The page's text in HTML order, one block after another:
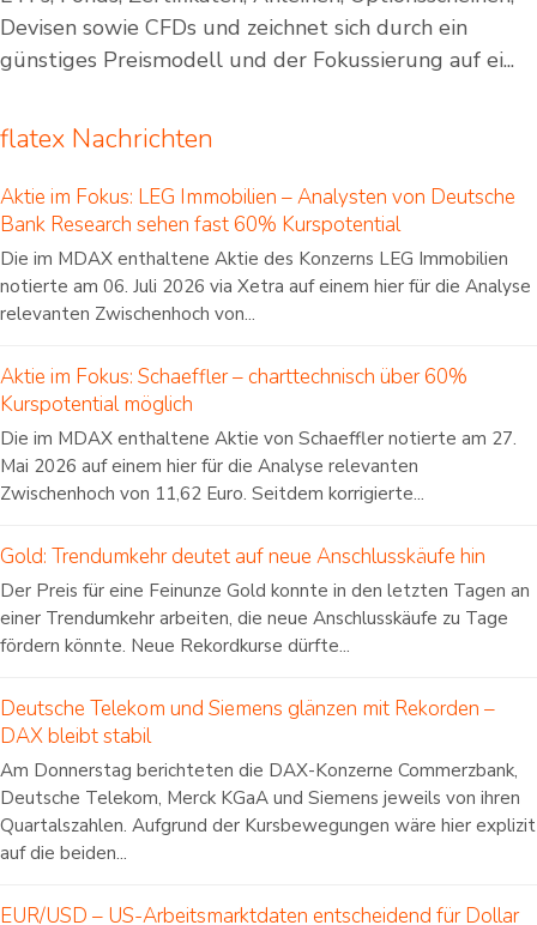
Devisen sowie CFDs und zeichnet sich durch ein
günstiges Preismodell und der Fokussierung auf ei...
flatex Nachrichten
Aktie im Fokus: LEG Immobilien – Analysten von Deutsche
Bank Research sehen fast 60% Kurspotential
Die im MDAX enthaltene Aktie des Konzerns LEG Immobilien
notierte am 06. Juli 2026 via Xetra auf einem hier für die Analyse
relevanten Zwischenhoch von...
Aktie im Fokus: Schaeffler – charttechnisch über 60%
Kurspotential möglich
Die im MDAX enthaltene Aktie von Schaeffler notierte am 27.
Mai 2026 auf einem hier für die Analyse relevanten
Zwischenhoch von 11,62 Euro. Seitdem korrigierte...
Gold: Trendumkehr deutet auf neue Anschlusskäufe hin
Der Preis für eine Feinunze Gold konnte in den letzten Tagen an
einer Trendumkehr arbeiten, die neue Anschlusskäufe zu Tage
fördern könnte. Neue Rekordkurse dürfte...
Deutsche Telekom und Siemens glänzen mit Rekorden –
DAX bleibt stabil
Am Donnerstag berichteten die DAX-Konzerne Commerzbank,
Deutsche Telekom, Merck KGaA und Siemens jeweils von ihren
Quartalszahlen. Aufgrund der Kursbewegungen wäre hier explizit
auf die beiden...
EUR/USD – US-Arbeitsmarktdaten entscheidend für Dollar